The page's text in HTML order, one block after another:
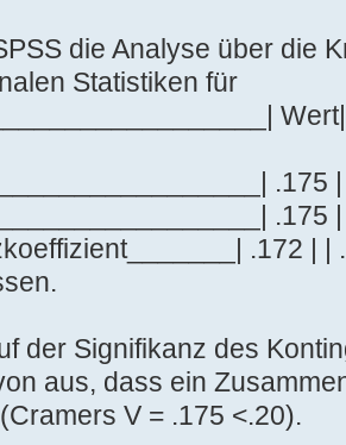
die Analyse über die
Statistiken für
.175
.175
.172 | |
der Signifikanz des
aus, dass ein
V = .175 <.20).